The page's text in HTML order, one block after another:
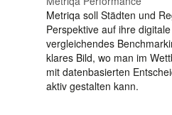
Metriqa soll Städten und
Perspektive auf ihre
vergleichendes
klares Bild, wo man im
mit datenbasierten
aktiv gestalten kann.